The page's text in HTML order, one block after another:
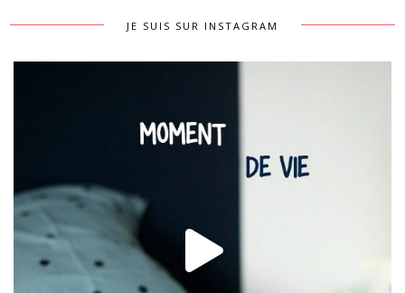
JE SUIS SUR INSTAGRAM